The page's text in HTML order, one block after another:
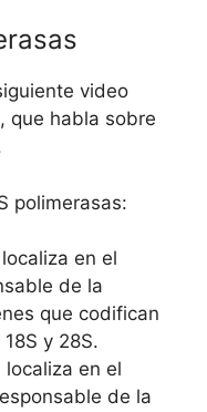
video
, que habla sobre
polimerasas:
en el
de la
que codifican
y 28S.
localiza en el
de la